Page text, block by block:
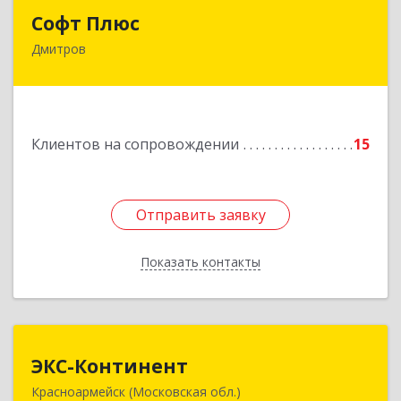
Софт Плюс
Дмитров
Клиентов на сопровождении 15
Отправить заявку
Показать контакты
141851, Московская обл, г.о. Дмитровский,
Отправить заявку
Назад
ЭКС-Континент
Красноармейск (Московская обл.)
141292, Московская область, Красноармейск,